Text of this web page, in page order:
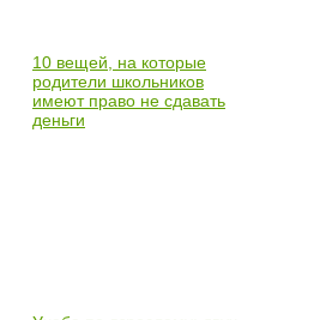
10 вещей, на которые
родители школьников
имеют право не сдавать
деньги